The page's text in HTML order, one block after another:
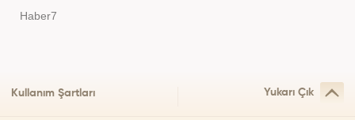
Haber7
Kullanım Şartları Yukarı Çık